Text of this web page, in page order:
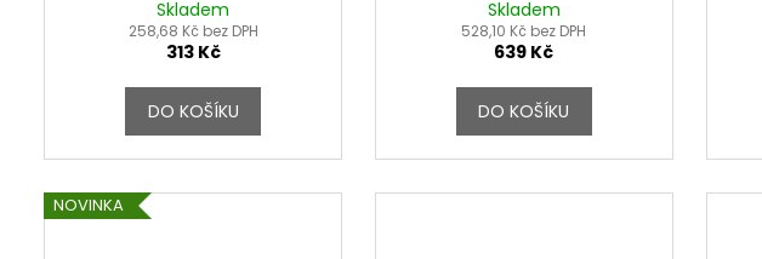
Skladem
258,68 Kč bez DPH
313 Kč
DO KOŠÍKU
Skladem
528,10 Kč bez DPH
639 Kč
DO KOŠÍKU
NOVINKA